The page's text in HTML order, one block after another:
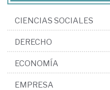
CIENCIAS SOCIALES
DERECHO
ECONOMÍA
EMPRESA